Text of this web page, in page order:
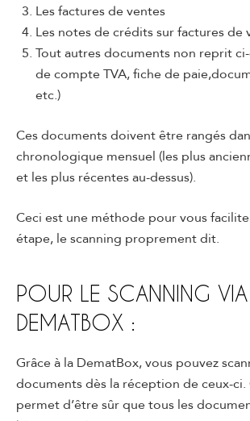
Les factures de ventes
Les notes de crédits sur factures de
Tout autres documents non reprit
de compte TVA, fiche de
etc.)
Ces documents doivent être rangés
chronologique mensuel (les plus
et les plus récentes au-dessus).
Ceci est une méthode pour vous
étape, le scanning proprement dit.
POUR LE SCANNING
DEMATBOX :
Grâce à la DematBox, vous pouvez
documents dès la réception de ceux-ci.
permet d’être sûr que tous les